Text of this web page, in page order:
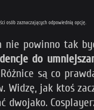
osób zaznaczających odpowiednią opcję.
nie powinno tak
do
są co
jak ktoś
dwojako.